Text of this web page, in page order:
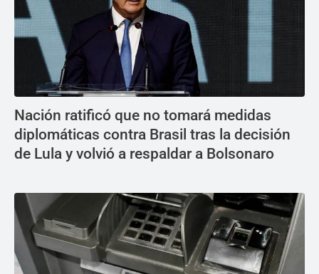
Nación ratificó que no tomará medidas
diplomáticas contra Brasil tras la decisión
de Lula y volvió a respaldar a Bolsonaro